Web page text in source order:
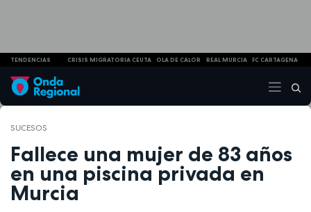
TENDENCIAS CRISIS MIGRATORIA CEUTA OLA DE CALOR REAL MURCIA FC CARTAGENA
SUCESOS
Fallece una mujer de 83 años
en una piscina privada en
Murcia